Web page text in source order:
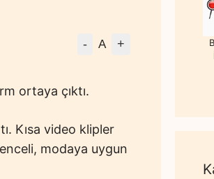
- A +
ortaya çıktı.
Kısa video klipler
modaya uygun